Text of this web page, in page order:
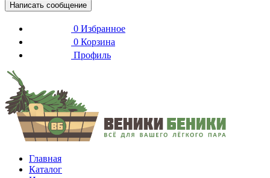
Написать сообщение
0 Избранное
0 Корзина
Профиль
Главная
Каталог